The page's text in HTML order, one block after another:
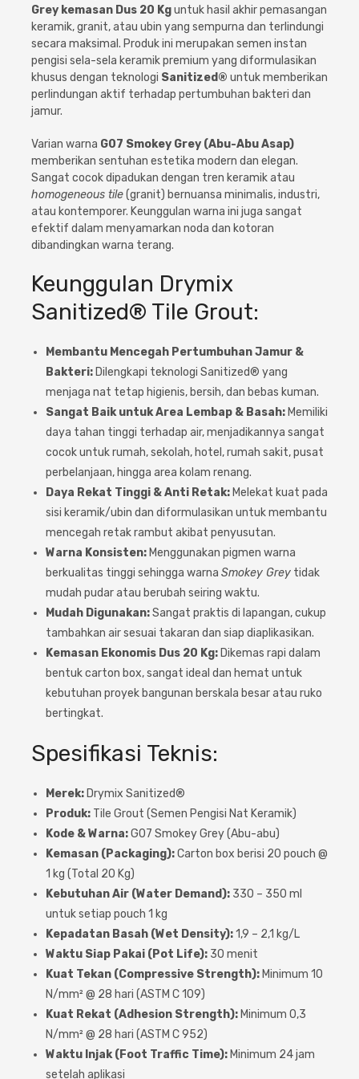
Cat dan Kimia
Saniter
Grey kemasan Dus 20 Kguntuk hasil akhir pemasangan
keramik, granit, atau ubin yang sempurna dan terlindungi
secara maksimal. Produk ini merupakan semen instan
pengisi sela-sela keramik premium yang diformulasikan
khusus dengan teknologi Sanitized® untuk memberikan
perlindungan aktif terhadap pertumbuhan bakteri dan
jamur.
Varian warna G07 Smokey Grey (Abu-Abu Asap)
memberikan sentuhan estetika modern dan elegan.
Sangat cocok dipadukan dengan tren keramik atau
homogeneous tile(granit) bernuansa minimalis, industri,
atau kontemporer. Keunggulan warna ini juga sangat
efektif dalam menyamarkan noda dan kotoran
dibandingkan warna terang.
Keunggulan Drymix
Sanitized® Tile Grout:
Membantu Mencegah Pertumbuhan Jamur &
Bakteri: Dilengkapi teknologi Sanitized® yang
menjaga nat tetap higienis, bersih, dan bebas kuman.
Sangat Baik untuk Area Lembap & Basah: Memiliki
daya tahan tinggi terhadap air, menjadikannya sangat
cocok untuk rumah, sekolah, hotel, rumah sakit, pusat
perbelanjaan, hingga area kolam renang.
Daya Rekat Tinggi & Anti Retak: Melekat kuat pada
sisi keramik/ubin dan diformulasikan untuk membantu
mencegah retak rambut akibat penyusutan.
Warna Konsisten: Menggunakan pigmen warna
berkualitas tinggi sehingga warna Smokey Grey tidak
mudah pudar atau berubah seiring waktu.
Mudah Digunakan:Sangat praktis di lapangan, cukup
tambahkan air sesuai takaran dan siap diaplikasikan.
Kemasan Ekonomis Dus 20 Kg: Dikemas rapi dalam
bentuk carton box, sangat ideal dan hemat untuk
kebutuhan proyek bangunan berskala besar atau ruko
bertingkat.
Spesifikasi Teknis:
Merek: Drymix Sanitized®
Produk: Tile Grout (Semen Pengisi Nat Keramik)
Kode & Warna:G07 Smokey Grey (Abu-abu)
Kemasan (Packaging):Carton box berisi 20 pouch @
1 kg (Total 20 Kg)
Kebutuhan Air (Water Demand): 330 – 350 ml
untuk setiap pouch 1 kg
Kepadatan Basah (Wet Density):1,9 – 2,1 kg/L
Waktu Siap Pakai (Pot Life): 30 menit
Kuat Tekan (Compressive Strength): Minimum 10
N/mm² @ 28 hari (ASTM C 109)
Kuat Rekat (Adhesion Strength): Minimum 0,3
N/mm² @ 28 hari (ASTM C 952)
Waktu Injak (Foot Traffic Time): Minimum 24 jam
setelah aplikasi